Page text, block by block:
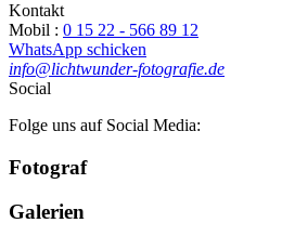
Kontakt
Mobil : 0 15 22 - 566 89 12
WhatsApp schicken
info@lichtwunder-fotografie.de
Social
Folge uns auf Social Media:
Fotograf
Galerien